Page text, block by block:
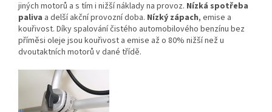
jiných motorů a s tím i nižší náklady na provoz. Nízká spotřeba
paliva a delší akční provozní doba. Nízký zápach, emise a
kouřivost. Díky spalování čistého automobilového benzínu bez
příměsi oleje jsou kouřivost a emise až o 80% nižší než u
dvoutaktních motorů v dané třídě.